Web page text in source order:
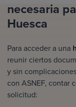
necesaria
Huesca
Para acceder a una
reunir ciertos
y sin
con ASNEF, contar
solicitud: